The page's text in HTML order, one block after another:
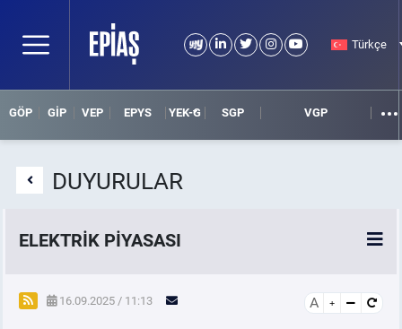
Türkçe
GÖP GİP VEP EPYS YEK-G SGP VGP
DUYURULAR
ELEKTRİK PİYASASI
SPOT ELEKTRİK PİYASALARI
16.09.2025 / 11:13 A